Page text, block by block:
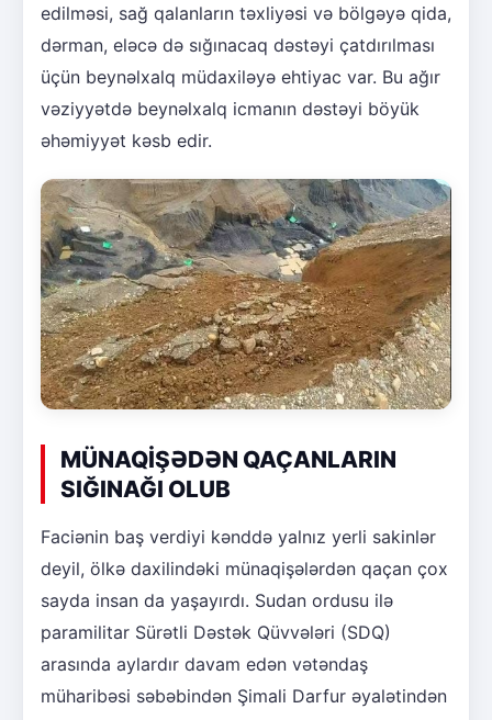
edilməsi, sağ qalanların təxliyəsi və bölgəyə qida,
dərman, eləcə də sığınacaq dəstəyi çatdırılması
üçün beynəlxalq müdaxiləyə ehtiyac var. Bu ağır
vəziyyətdə beynəlxalq icmanın dəstəyi böyük
əhəmiyyət kəsb edir.
MÜNAQİŞƏDƏN QAÇANLARIN
SIĞINAĞI OLUB
Faciənin baş verdiyi kənddə yalnız yerli sakinlər
deyil, ölkə daxilindəki münaqişələrdən qaçan çox
sayda insan da yaşayırdı. Sudan ordusu ilə
paramilitar Sürətli Dəstək Qüvvələri (SDQ)
arasında aylardır davam edən vətəndaş
müharibəsi səbəbindən Şimali Darfur əyalətindən